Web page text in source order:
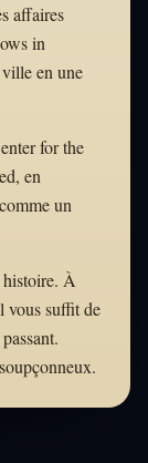
affaires
in
en une
for the
en
un
histoire. À
vous suffit de